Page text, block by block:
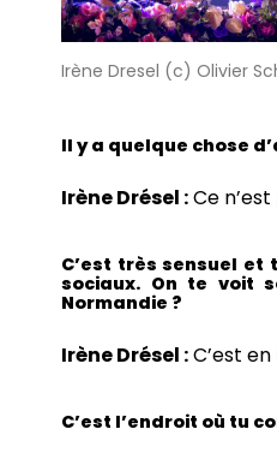
Irène Dresel (c) Olivier
Il y a quelque chose
Irène Drésel :Ce
C’est très sensuel
sociaux. On te voit
Normandie ?
Irène Drésel :C’est
C’est l’endroit où tu